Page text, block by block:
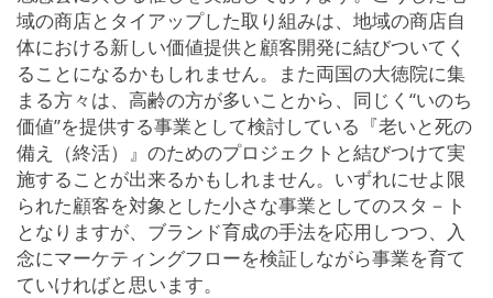
域の商店とタイアップした取り組みは、地域の商店自
体における新しい価値提供と顧客開発に結びついてく
ることになるかもしれません。また両国の大徳院に集
まる方々は、高齢の方が多いことから、同じく“いのち
価値”を提供する事業として検討している『老いと死の
備え（終活）』のためのプロジェクトと結びつけて実
施することが出来るかもしれません。いずれにせよ限
られた顧客を対象とした小さな事業としてのスタ－ト
となりますが、ブランド育成の手法を応用しつつ、入
念にマーケティングフローを検証しながら事業を育て
ていければと思います。